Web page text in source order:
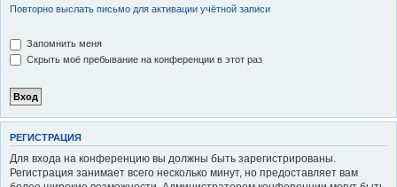
Повторно выслать письмо для активации учётной записи
Запомнить меня
Скрыть моё пребывание на конференции в этот раз
РЕГИСТРАЦИЯ
Для входа на конференцию вы должны быть зарегистрированы.
Регистрация занимает всего несколько минут, но предоставляет вам